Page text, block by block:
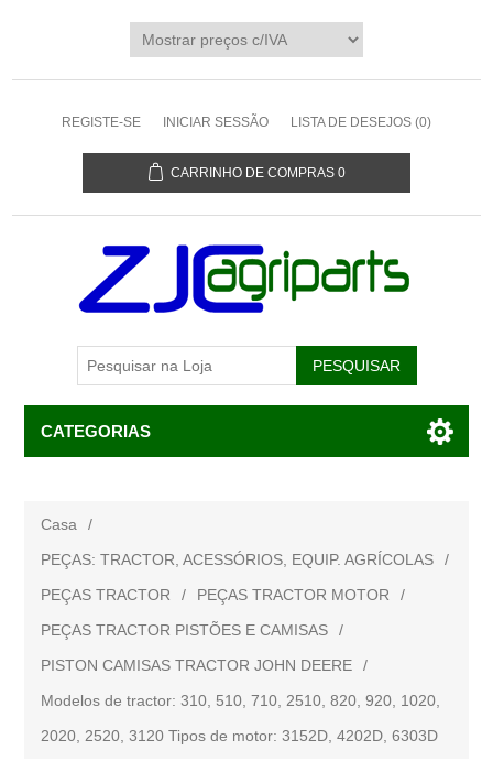
REGISTE-SE INICIAR SESSÃO LISTA DE DESEJOS (0)
CARRINHO DE COMPRAS 0
CATEGORIAS
Casa
/
PEÇAS: TRACTOR, ACESSÓRIOS, EQUIP. AGRÍCOLAS
/
PEÇAS TRACTOR
/ PEÇAS TRACTOR MOTOR
/
PEÇAS TRACTOR PISTÕES E CAMISAS
/
PISTON CAMISAS TRACTOR JOHN DEERE
/
Modelos de tractor: 310, 510, 710, 2510, 820, 920, 1020,
2020, 2520, 3120 Tipos de motor: 3152D, 4202D, 6303D